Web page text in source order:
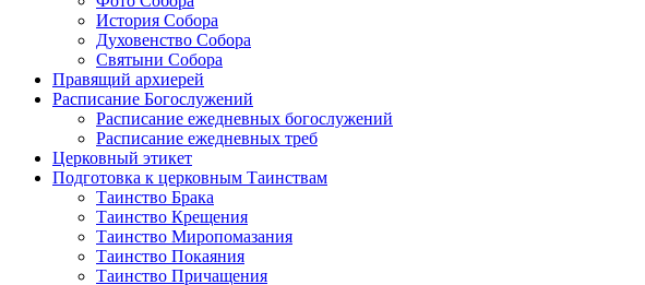
История Собора
Духовенство Собора
Святыни Собора
Правящий архиерей
Расписание Богослужений
Расписание ежедневных богослужений
Расписание ежедневных треб
Церковный этикет
Подготовка к церковным Таинствам
Таинство Брака
Таинство Крещения
Таинство Миропомазания
Таинство Покаяния
Таинство Причащения